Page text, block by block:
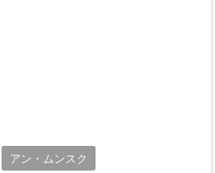
アン・ムンスク